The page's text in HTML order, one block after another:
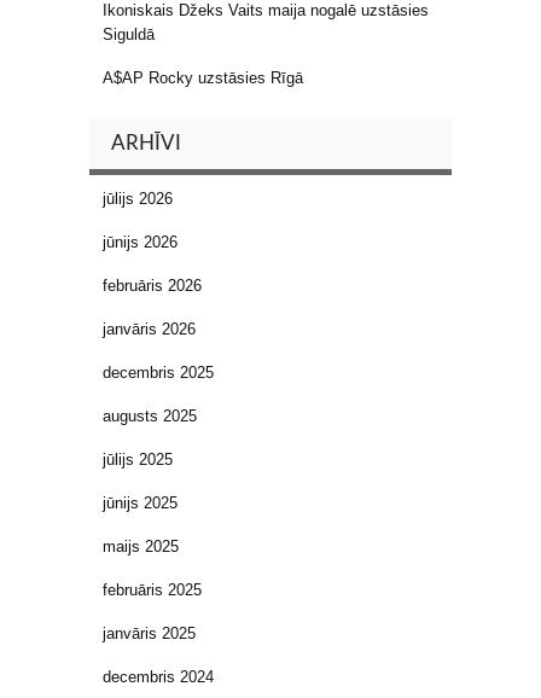
Ikoniskais Džeks Vaits maija nogalē uzstāsies
Siguldā
A$AP Rocky uzstāsies Rīgā
ARHĪVI
jūlijs 2026
jūnijs 2026
februāris 2026
janvāris 2026
decembris 2025
augusts 2025
jūlijs 2025
jūnijs 2025
maijs 2025
februāris 2025
janvāris 2025
decembris 2024